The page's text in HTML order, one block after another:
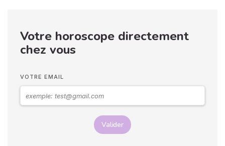
langage corporel, vous
pouvez déchiffrer ses
Votre horoscope directement
chez vous
VOTRE EMAIL
Valider